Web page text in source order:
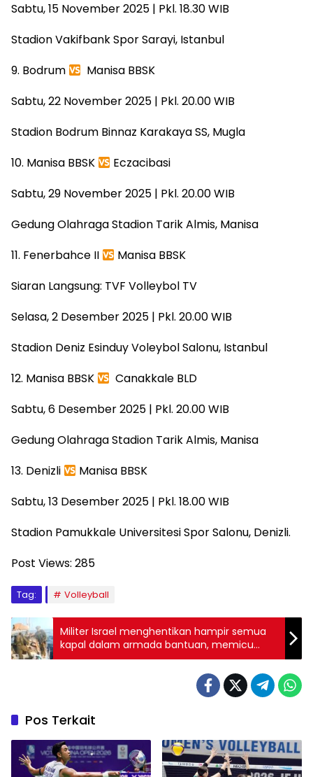
Sabtu, 15 November 2025 | Pkl. 18.30 WIB
Stadion Vakifbank Spor Sarayi, Istanbul
9. Bodrum
Manisa BBSK
Sabtu, 22 November 2025 | Pkl. 20.00 WIB
Stadion Bodrum Binnaz Karakaya SS, Mugla
10. Manisa BBSK
Eczacibasi
Sabtu, 29 November 2025 | Pkl. 20.00 WIB
Gedung Olahraga Stadion Tarik Almis, Manisa
11. Fenerbahce II
Manisa BBSK
Siaran Langsung: TVF Volleybol TV
Selasa, 2 Desember 2025 | Pkl. 20.00 WIB
Stadion Deniz Esinduy Voleybol Salonu, Istanbul
12. Manisa BBSK
Canakkale BLD
Sabtu, 6 Desember 2025 | Pkl. 20.00 WIB
Gedung Olahraga Stadion Tarik Almis, Manisa
13. Denizli
Manisa BBSK
Sabtu, 13 Desember 2025 | Pkl. 18.00 WIB
Stadion Pamukkale Universitesi Spor Salonu, Denizli.
Post Views: 285
Tag: Volleyball
Militer Israel menghentikan hampir semua
kapal dalam armada bantuan, memicu
protes global
Pos Terkait